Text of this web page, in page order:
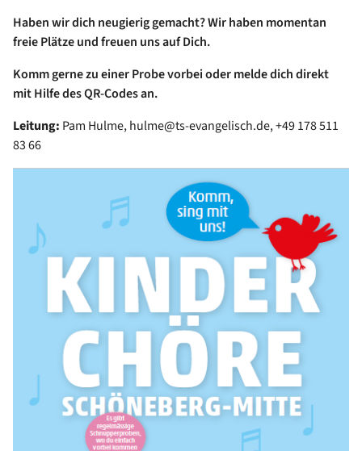
Haben wir dich neugierig gemacht? Wir haben momentan
freie Plätze und freuen uns auf Dich.
Komm gerne zu einer Probe vorbei oder melde dich direkt
mit Hilfe des QR-Codes an.
Leitung: Pam Hulme, hulme@ts-evangelisch.de, +49 178 511
83 66